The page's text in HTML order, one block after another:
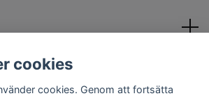
cookies
cookies. Genom att fortsätta